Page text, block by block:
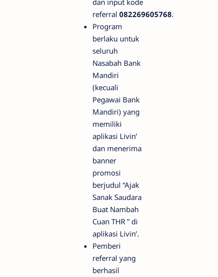
dan input kode
referral 082269605768.
Program
berlaku untuk
seluruh
Nasabah Bank
Mandiri
(kecuali
Pegawai Bank
Mandiri) yang
memiliki
aplikasi Livin’
dan menerima
banner
promosi
berjudul “Ajak
Sanak Saudara
Buat Nambah
Cuan THR ” di
aplikasi Livin’.
Pemberi
referral yang
berhasil